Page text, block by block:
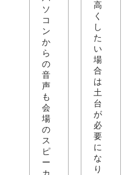
ソ
コ
ン
か
ら
の
音
声
も
会
場
の
ス
ピ
ー
カ
高
く
し
た
い
場
合
は
土
台
が
必
要
に
な
り